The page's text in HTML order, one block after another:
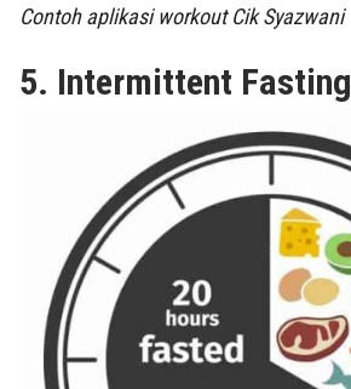
Contoh aplikasi workout Cik Syazwani
5. Intermittent Fasting